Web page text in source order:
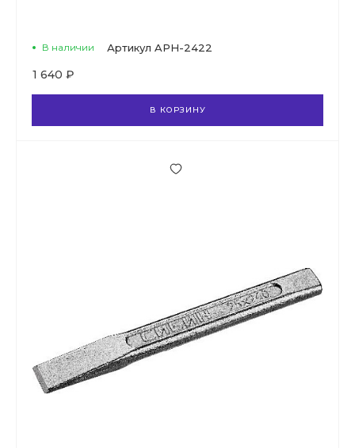
В наличии Артикул APH-2422
1 640 ₽
В КОРЗИНУ